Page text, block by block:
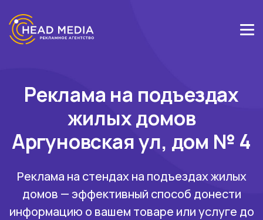
Реклама на подъездах
жилых домов
Аргуновская ул, дом № 4
Реклама на стендах на подъездах жилых
домов — эффективный способ донести
информацию о вашем товаре или услуге до